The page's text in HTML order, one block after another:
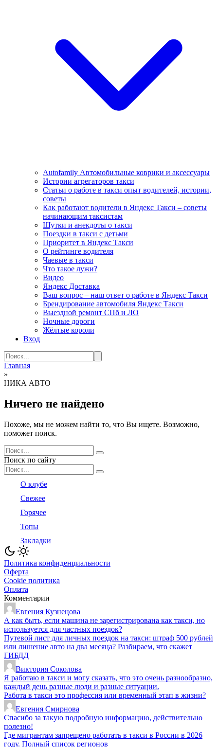
Autofamily Автомобильные коврики и аксессуары
Истории агрегаторов такси
Статьи о работе в такси опыт водителей, истории,
советы
Как работают водители в Яндекс Такси – советы
начинающим таксистам
Шутки и анекдоты о такси
Поездки в такси с детьми
Приоритет в Яндекс Такси
О рейтинге водителя
Чаевые в такси
Что такое лужи?
Видео
Яндекс Доставка
Ваш вопрос – наш ответ о работе в Яндекс Такси
Брендирование автомобиля Яндекс Такси
Выездной ремонт СПб и ЛО
Ночные дороги
Жёлтые короли
Вход
Search
for:
Главная
»
НИКА АВТО
Ничего не найдено
Похоже, мы не можем найти то, что Вы ищете. Возможно,
поможет поиск.
Search
for:
Поиск по сайту
Search
for:
О клубе
Свежее
Горячее
Топы
Закладки
Политика конфиденциальности
Оферта
Cookie политика
Оплата
Комментарии
Евгения Кузнецова
А как быть, если машина не зарегистрирована как такси, но
используется для частных поездок?
Путевой лист для личных поездок на такси: штраф 500 рублей
или лишение авто на два месяца? Разбираем, что скажет
ГИБДД
Виктория Соколова
Я работаю в такси и могу сказать, что это очень разнообразно,
каждый день разные люди и разные ситуации.
Работа в такси это профессия или временный этап в жизни?
Евгения Смирнова
Спасибо за такую подробную информацию, действительно
полезно!
Где мигрантам запрещено работать в такси в России в 2026
году. Полный список регионов